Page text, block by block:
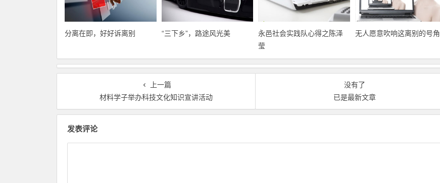
分离在即，好好诉离别 “三下乡”，路途风光美
永邑社会实践队心得之陈泽
莹
无人愿意吹响这离别的号角
上一篇
材料学子举办科技文化知识宣讲活动
没有了
已是最新文章
发表评论